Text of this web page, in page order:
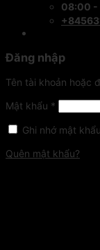
08:00 -
Đăng nhập
Tên tài khoản hoặc
Mật khẩu *
Ghi nhớ mật khẩu
Quên mật khẩu?